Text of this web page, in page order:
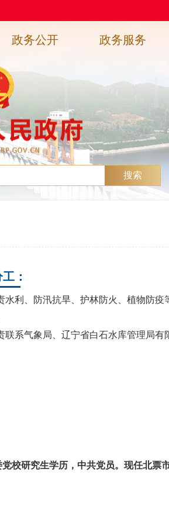
政务公开 政务服务
搜索
：
、防汛抗旱、护林防火、植物防疫
气象局、辽宁省白石水库管理局有
党校研究生学历 ，中共党员。现任北票